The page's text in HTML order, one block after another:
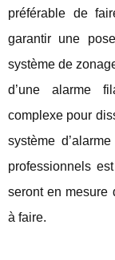
préférable de
garantir une
système de
d’une alarme
complexe pour
système
professionnels
seront en mesure
à faire.